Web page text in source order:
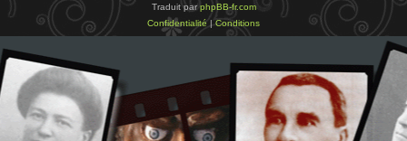
Traduit parphpBB-fr.com
Confidentialité|Conditions